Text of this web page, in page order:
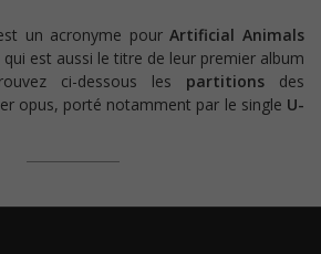
un acronyme pourArtificial Animals
qui est aussi le titre de leur premier album
ci-dessous les partitions des
opus, porté notamment par le single U-